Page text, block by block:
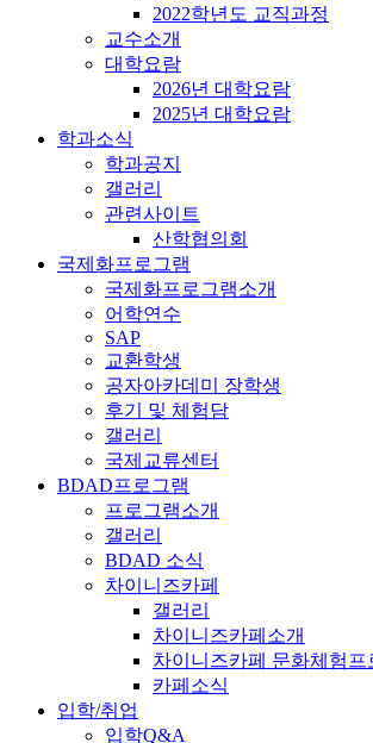
2022학년도 교직과정
교수소개
대학요람
2026년 대학요람
2025년 대학요람
학과소식
학과공지
갤러리
관련사이트
산학협의회
국제화프로그램
국제화프로그램소개
어학연수
SAP
교환학생
공자아카데미 장학생
후기 및 체험담
갤러리
국제교류센터
BDAD프로그램
프로그램소개
갤러리
BDAD 소식
차이니즈카페
갤러리
차이니즈카페소개
차이니즈카페 문화체험프
카페소식
입학/취업
입학Q&A